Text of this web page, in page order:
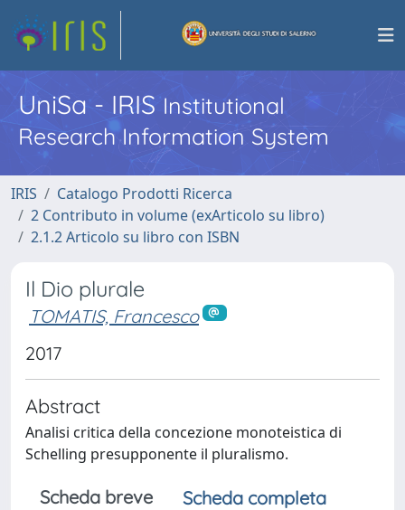
UniSa - IRISInstitutional
Research Information System
IRIS
Catalogo Prodotti Ricerca
2 Contributo in volume (exArticolo su libro)
2.1.2 Articolo su libro con ISBN
Il Dio plurale
TOMATIS, Francesco
2017
Abstract
Analisi critica della concezione monoteistica di
Schelling presupponente il pluralismo.
Scheda breve
Scheda completa